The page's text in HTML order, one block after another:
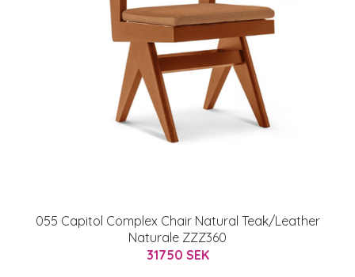
055 Capitol Complex Chair Natural Teak/Leather
Naturale ZZZ360
31750 SEK